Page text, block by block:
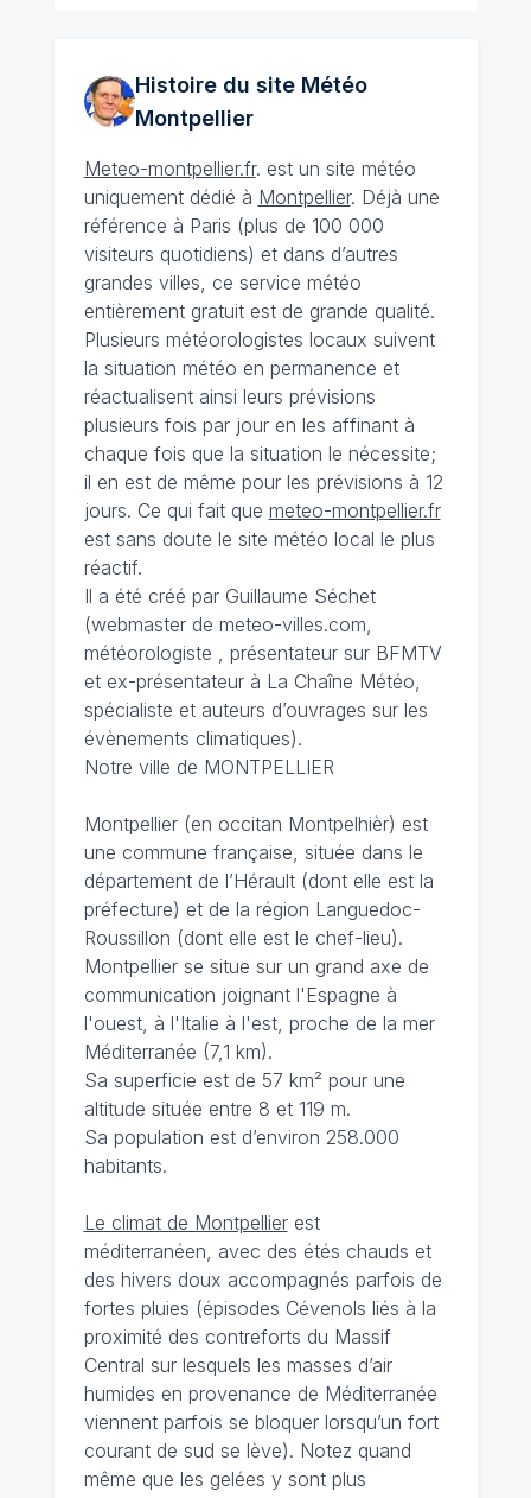
Histoire du site Météo
Montpellier
Meteo-montpellier.fr. est un site météo
uniquement dédié à Montpellier. Déjà une
référence à Paris (plus de 100 000
visiteurs quotidiens) et dans d’autres
grandes villes, ce service météo
entièrement gratuit est de grande qualité.
Plusieurs météorologistes locaux suivent
la situation météo en permanence et
réactualisent ainsi leurs prévisions
plusieurs fois par jour en les affinant à
chaque fois que la situation le nécessite;
il en est de même pour les prévisions à 12
jours. Ce qui fait que meteo-montpellier.fr
est sans doute le site météo local le plus
réactif.
Il a été créé par Guillaume Séchet
(webmaster de meteo-villes.com,
météorologiste , présentateur sur BFMTV
et ex-présentateur à La Chaîne Météo,
spécialiste et auteurs d’ouvrages sur les
évènements climatiques).
Notre ville de MONTPELLIER
Montpellier (en occitan Montpelhièr) est
une commune française, située dans le
département de l’Hérault (dont elle est la
préfecture) et de la région Languedoc-
Roussillon (dont elle est le chef-lieu).
Montpellier se situe sur un grand axe de
communication joignant l'Espagne à
l'ouest, à l'Italie à l'est, proche de la mer
Méditerranée (7,1 km).
Sa superficie est de 57 km² pour une
altitude située entre 8 et 119 m.
Sa population est d’environ 258.000
habitants.
Le climat de Montpellierest
méditerranéen, avec des étés chauds et
des hivers doux accompagnés parfois de
fortes pluies (épisodes Cévenols liés à la
proximité des contreforts du Massif
Central sur lesquels les masses d’air
humides en provenance de Méditerranée
viennent parfois se bloquer lorsqu’un fort
courant de sud se lève). Notez quand
même que les gelées y sont plus